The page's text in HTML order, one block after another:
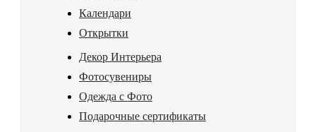
Календари
Открытки
Декор Интерьера
Фотосувениры
Одежда с Фото
Подарочные сертификаты